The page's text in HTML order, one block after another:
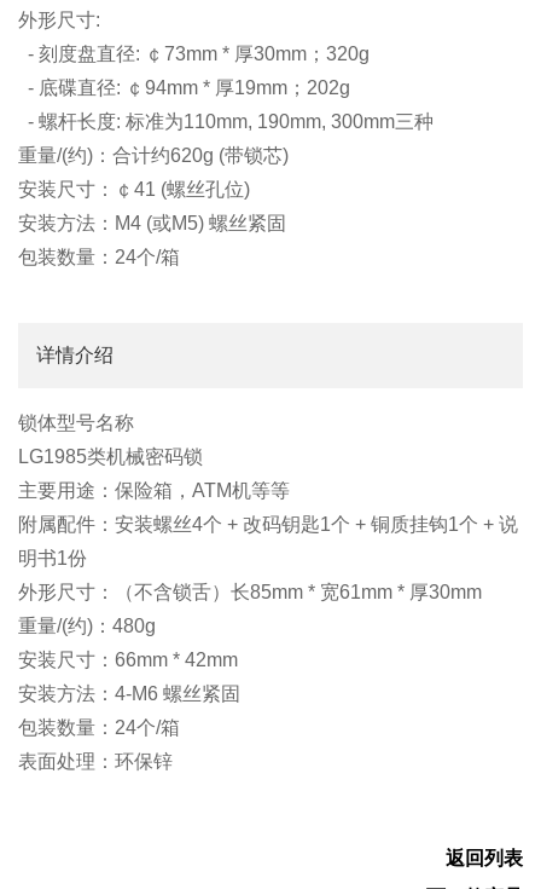
外形尺寸:
- 刻度盘直径: ￠73mm * 厚30mm；320g
- 底碟直径: ￠94mm * 厚19mm；202g
- 螺杆长度: 标准为110mm, 190mm, 300mm三种
重量/(约)：合计约620g (带锁芯)
安装尺寸：￠41 (螺丝孔位)
安装方法：M4 (或M5) 螺丝紧固
包装数量：24个/箱
详情介绍
锁体型号名称
LG1985类机械密码锁
主要用途：保险箱，ATM机等等
附属配件：安装螺丝4个 + 改码钥匙1个 + 铜质挂钩1个 + 说
明书1份
外形尺寸：（不含锁舌）长85mm * 宽61mm * 厚30mm
重量/(约)：480g
安装尺寸：66mm * 42mm
安装方法：4-M6 螺丝紧固
包装数量：24个/箱
表面处理：环保锌
返回列表